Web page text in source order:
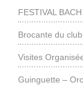
FESTIVAL BACH
Brocante du
Visites
Guinguette –